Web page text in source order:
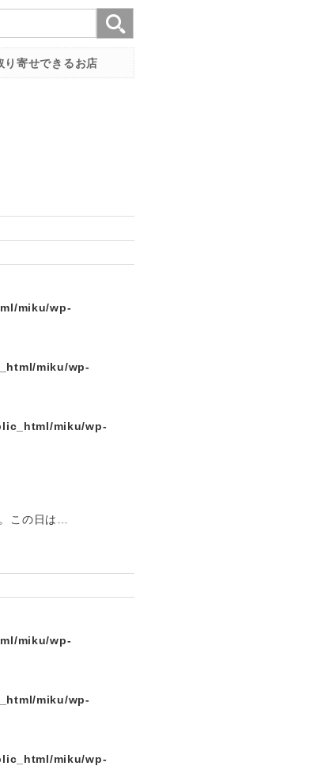
miku/wp-
miku/wp-
miku/wp-
この日は…
miku/wp-
miku/wp-
miku/wp-
り寄せできるお店